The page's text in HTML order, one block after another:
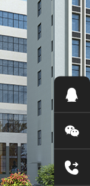
6色胶印机印刷。
FDA认证，获得
广泛用于食品包装
销世界各地。我司
客户的赞誉。